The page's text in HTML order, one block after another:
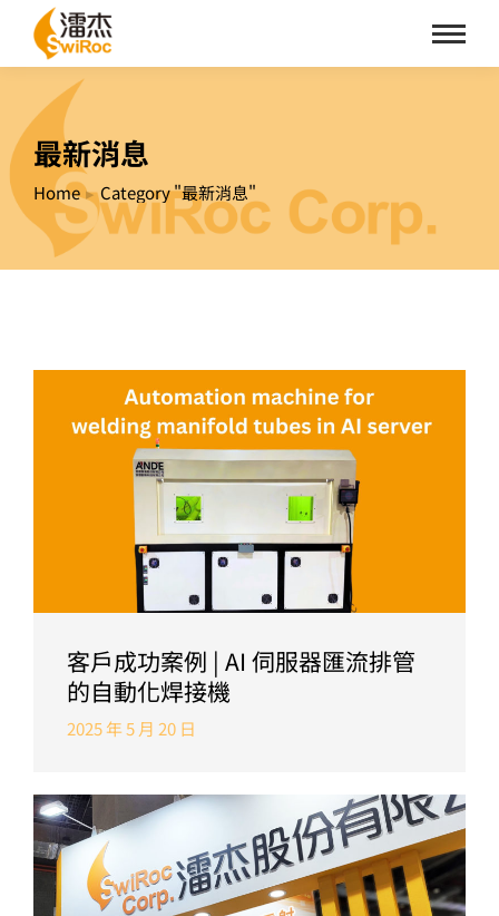
最新消息
You are here:
Home Category "最新消息"
客戶成功案例 | AI 伺服器匯流排管
的自動化焊接機
2025 年 5 月 20 日